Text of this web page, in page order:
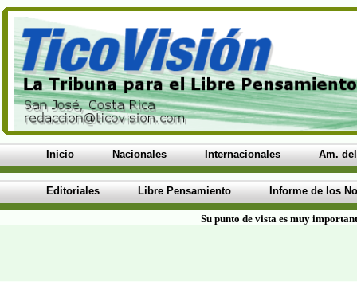
Inicio Nacionales Internacionales Am.
Editoriales Libre Pensamiento Informe de los
Su punto de vista es muy